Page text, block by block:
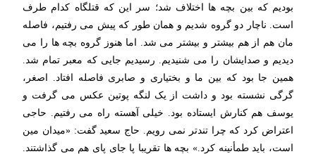
بودیم که بین بچه ها اختلاف شد؛ سر این که قتلگاه کدام طرف
است. ناچار دو گروه شدیم و همان طور که پیش می رفتیم، فاصله
مان هم از هم بیشتر و بیشتر می شد. اما هنوز گروه بچه ها را می
دیدیم و صدایشان را می شنیدیم. رسیدیم جایی که معبر تمام شد.
همین جا بود که بین ما و بختیاری و صابری فاصله افتاد. اصغر،
گرگی نشسته بود و داشت از یک لنگه پوتین عکس می گرفت و
یوسف هم کنارش ایستاده بود. خیلی آهسته راه می رفتیم. حاجی
اعتراض کرد که چرا تندتر نمی رویم. حاج سعید گفت: «میدان مین
است، باید طمأنینه کرد.» بچه ها تقریبا پا جای پای هم می گذاشتند.